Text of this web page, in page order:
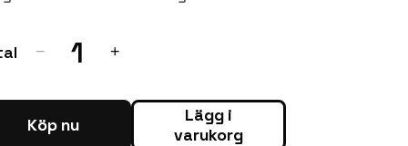
− 1 +
Köp nu
Lägg i
varukorg